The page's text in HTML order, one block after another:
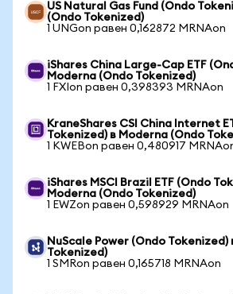
US Natural Gas Fund (Ondo
(Ondo Tokenized)
1 UNGon равен 0,162872 MRNAon
iShares China Large-Cap ETF
Moderna (Ondo Tokenized)
1 FXIon равен 0,398393 MRNAon
KraneShares CSI China Internet
Tokenized) в Moderna (Ondo
1 KWEBon равен 0,480917
iShares MSCI Brazil ETF (Ondo
Moderna (Ondo Tokenized)
1 EWZon равен 0,598929 MRNAon
NuScale Power (Ondo Tokenized)
Tokenized)
1 SMRon равен 0,165718 MRNAon